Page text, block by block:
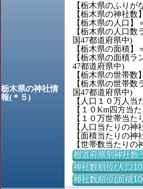
栃木県の神社情
報(＊５)
【栃木県のふりが
【栃木県の神社数
【栃木県の人口】
【栃木県の人口数
国47都道府県中)
【栃木県の面積】
【栃木県の面積ラ
47都道府県中)
【栃木県の世帯数
【栃木県の世帯数
国47都道府県中)
【人口１０万人当
【１０Km四方当
【１０万世帯当た
【人口当たりの神
【面積当たりの神
【世帯数当たりの
都道府県別神社数
神社数順位(人口
神社数順位(面積